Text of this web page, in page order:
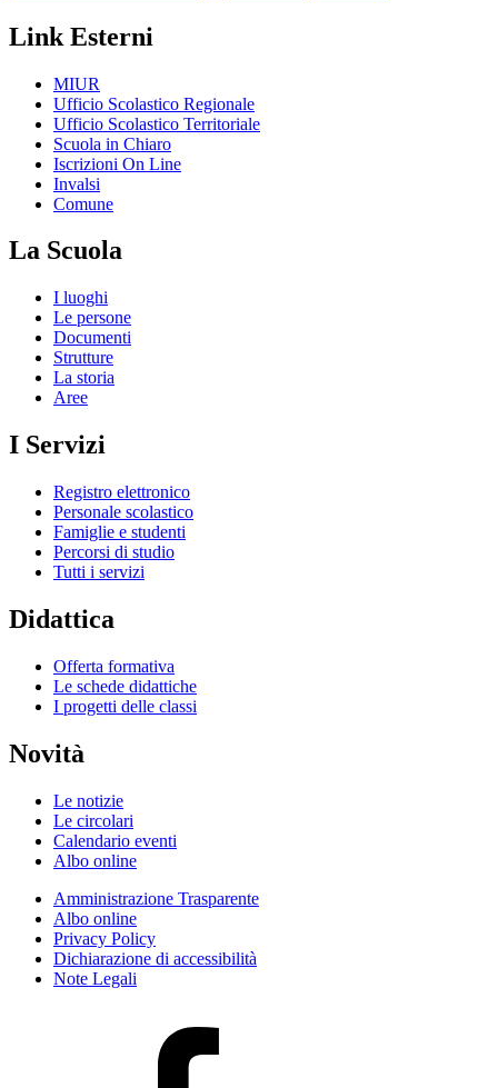
Link Esterni
MIUR
Ufficio Scolastico Regionale
Ufficio Scolastico Territoriale
Scuola in Chiaro
Iscrizioni On Line
Invalsi
Comune
La Scuola
I luoghi
Le persone
Documenti
Strutture
La storia
Aree
I Servizi
Registro elettronico
Personale scolastico
Famiglie e studenti
Percorsi di studio
Tutti i servizi
Didattica
Offerta formativa
Le schede didattiche
I progetti delle classi
Novità
Le notizie
Le circolari
Calendario eventi
Albo online
Amministrazione Trasparente
Albo online
Privacy Policy
Dichiarazione di accessibilità
Note Legali